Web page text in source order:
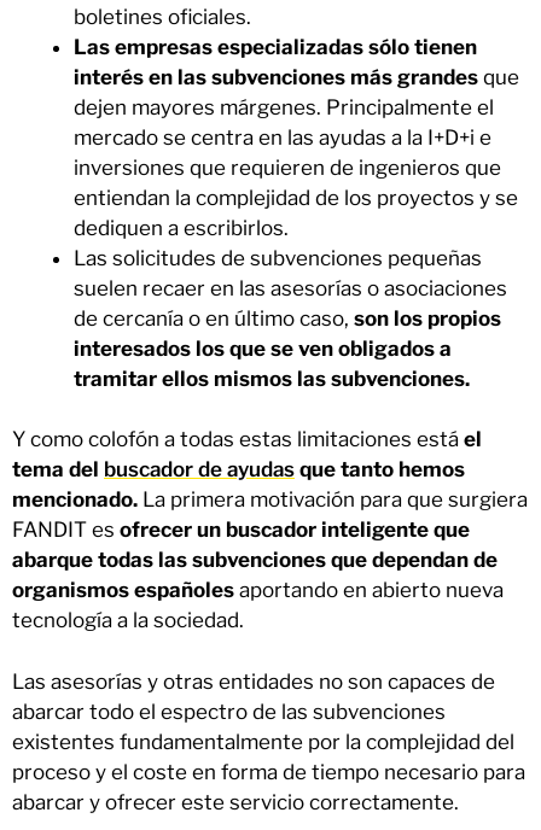
boletines oficiales.
Las empresas especializadas sólo tienen
interés en las subvenciones más grandes que
dejen mayores márgenes. Principalmente el
mercado se centra en las ayudas a la I+D+i e
inversiones que requieren de ingenieros que
entiendan la complejidad de los proyectos y se
dediquen a escribirlos.
Las solicitudes de subvenciones pequeñas
suelen recaer en las asesorías o asociaciones
de cercanía o en último caso, son los propios
interesados los que se ven obligados a
tramitar ellos mismos las subvenciones.
Y como colofón a todas estas limitaciones está el
tema del buscador de ayudas que tanto hemos
mencionado. La primera motivación para que surgiera
FANDIT es ofrecer un buscador inteligente que
abarque todas las subvenciones que dependan de
organismos españoles aportando en abierto nueva
tecnología a la sociedad.
Las asesorías y otras entidades no son capaces de
abarcar todo el espectro de las subvenciones
existentes fundamentalmente por la complejidad del
proceso y el coste en forma de tiempo necesario para
abarcar y ofrecer este servicio correctamente.